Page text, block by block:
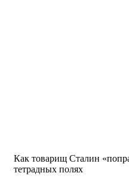
Как товарищ Сталин
тетрадных полях